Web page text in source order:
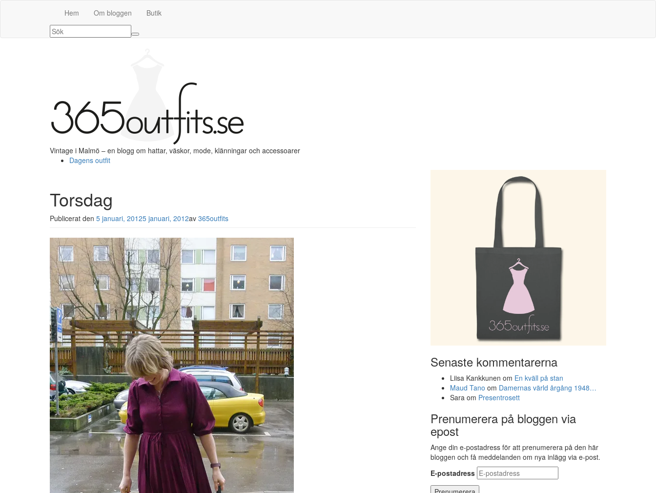
Hem Om bloggen Butik
Vintage i Malmö – en blogg om hattar, väskor, mode, klänningar och accessoarer
Dagens outfit
Torsdag
Publicerat den 5 januari, 20125 januari, 2012av 365outfits
Senaste kommentarerna
Liisa Kankkunen om En kväll på stan
Maud Tano om Damernas värld årgång 1948…
Sara om Presentrosett
Prenumerera på bloggen via
epost
Ange din e-postadress för att prenumerera på den här
bloggen och få meddelanden om nya inlägg via e-post.
E-postadress